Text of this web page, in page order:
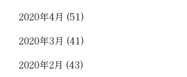
2020年4月 (51)
2020年3月 (41)
2020年2月 (43)